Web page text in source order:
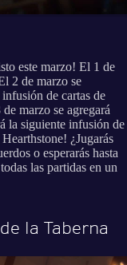
este marzo! El 1 de
2 de marzo se
de cartas de
marzo se agregará
la siguiente infusión de
¿Jugarás
o esperarás hasta
las partidas en un
la Taberna